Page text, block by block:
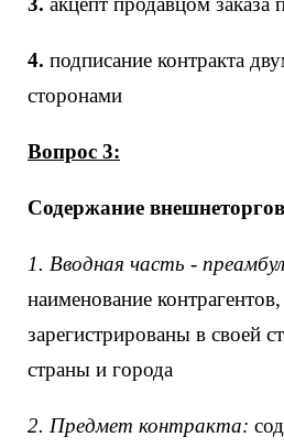
4. подписание контракта
сторонами
Вопрос 3:
Содержание
1. Вводная часть -
наименование
зарегистрированы в своей
страны и города
2. Предмет контракта: